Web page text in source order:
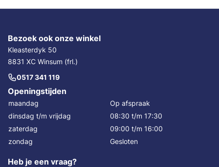
Bezoek ook onze winkel
Kleasterdyk 50
8831 XC Winsum (frl.)
0517 341 119
Openingstijden
maandag
Op afspraak
dinsdag t/m vrijdag
08:30 t/m 17:30
zaterdag
09:00 t/m 16:00
zondag
Gesloten
Heb je een vraag?